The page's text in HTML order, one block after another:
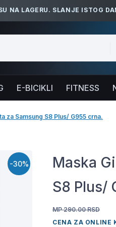
NA LAGERU. SLANJE ISTOG
E-BICIKLI FITNESS
za Samsung S8 Plus/ G955 crna.
-30%
Maska
S8 Plus/
MP 290.00 RSD
CENA ZA ONLINE